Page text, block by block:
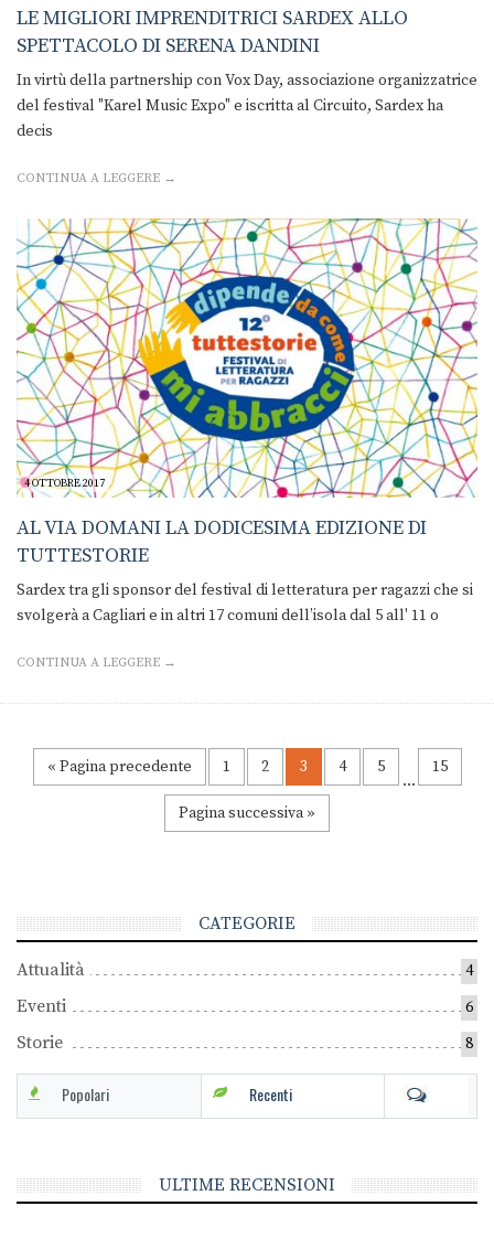
LE MIGLIORI IMPRENDITRICI SARDEX ALLO
SPETTACOLO DI SERENA DANDINI
In virtù della partnership con Vox Day, associazione organizzatrice
del festival "Karel Music Expo" e iscritta al Circuito, Sardex ha
decis
CONTINUA A LEGGERE →
4 OTTOBRE 2017
AL VIA DOMANI LA DODICESIMA EDIZIONE DI
TUTTESTORIE
Sardex tra gli sponsor del festival di letteratura per ragazzi che si
svolgerà a Cagliari e in altri 17 comuni dell’isola dal 5 all' 11 o
CONTINUA A LEGGERE →
« Pagina precedente 1 2 3 4 5
…
15
Pagina successiva »
CATEGORIE
Attualità 4
Eventi 6
Storie 8
Popolari Recenti
ULTIME RECENSIONI